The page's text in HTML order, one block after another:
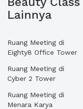
Lainnya
Ruang Meeting di
Eighty8 Office Tower
Ruang Meeting di
Cyber 2 Tower
Ruang Meeting di
Menara Karya